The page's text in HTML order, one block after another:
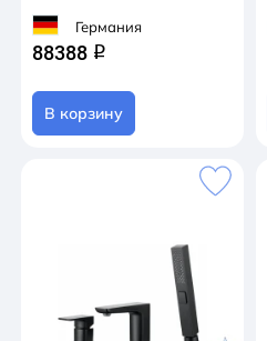
Германия
88388 q
В корзину